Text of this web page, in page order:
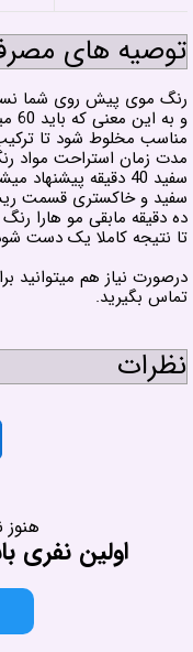
توصیه های
رنگ موی پیش روی شما
مناسب مخلوط شود تا
سفید 40 دقیقه
سفید و خاکستری قسمت
ده دقیقه مابقی مو هارا
تا نتیجه کاملا یک دست
درصورت نیاز هم میتوانید
تماس بگیرید.
نظرات
اولین نفری